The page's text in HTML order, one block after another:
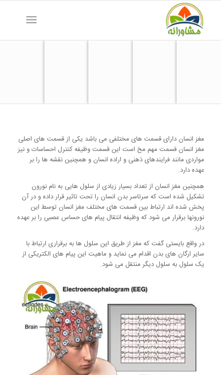
مغز انسان دارای قسمت های مختلفی می باشد یکی از قسمت های اصلی
مغز انسان قسمت مهم مخ است این قسمت وظیفه کنترل احساسات و نیز
مواردی مانند فرایندهای ذهنی و اراده انسان و همچنین نقشه ها را بر
عهده دارد.
همچنین مغز انسان از تعداد بسیار زیادی از سلول هایی به نام نورون
تشکیل شده است که سرتاسر بدن انسان را تحت تاثیر قرار داده و در آن
پخش شده اند ارتباط بین قسمت های مختلف مغز انسان توسط این
نورونها برقرار می شود که وظیفه انتقال پیام های حساس عصبی را بر عهده
دارد.
در واقع بایستی گفت که مغز از طریق این سلول ها به برقراری ارتباط با
سایر ارگان های بدن اقدام می نماید و ماهیت این پیام های الکتریکی از
یک سلول به سلول دیگر منتقل می شود.